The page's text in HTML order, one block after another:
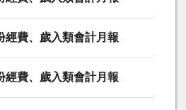
經費、歲入類會計月報
經費、歲入類會計月報